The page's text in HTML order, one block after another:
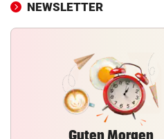
NEWSLETTER
Guten Morgen